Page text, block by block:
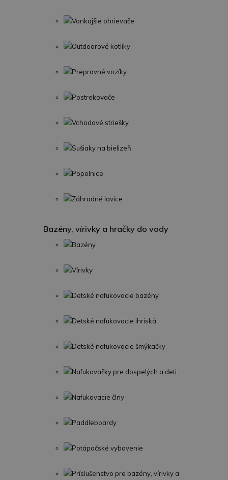
Vonkajšie ohrievače
Outdoorové kotlíky
Prepravné vozíky
Postrekovače
Vchodové striešky
Sušiaky na bielizeň
Popolnice
Záhradné lavice
Bazény, vírivky a hračky do vody
Bazény
Vírivky
Detské nafukovacie bazény
Detské nafukovacie ihriská
Detské nafukovacie šmýkačky
Nafukovačky pre dospelých a deti
Nafukovacie člny
Paddleboardy
Potápačské vybavenie
Príslušenstvo pre bazény, vírivky a